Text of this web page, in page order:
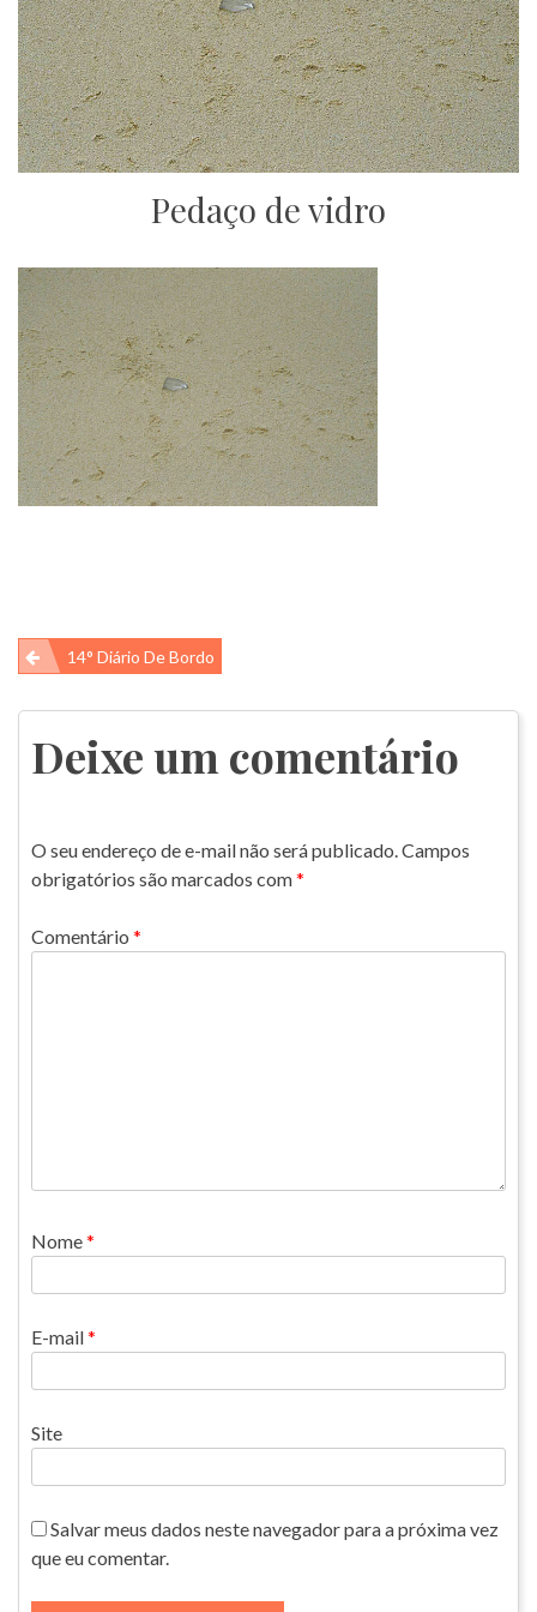
Pedaço de vidro
Navegação
de
Post
14° Diário De Bordo
Deixe um comentário
O seu endereço de e-mail não será publicado.Campos
obrigatórios são marcados com*
Comentário *
Nome*
E-mail*
Site
Salvar meus dados neste navegador para a próxima vez
que eu comentar.